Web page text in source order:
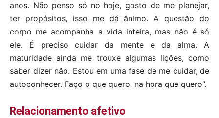
anos. Não penso só no hoje, gosto de me planejar,
ter propósitos, isso me dá ânimo. A questão do
corpo me acompanha a vida inteira, mas não é só
ele. É preciso cuidar da mente e da alma. A
maturidade ainda me trouxe algumas lições, como
saber dizer não. Estou em uma fase de me cuidar, de
autoconhecer. Faço o que quero, na hora que quero”.
Relacionamento afetivo